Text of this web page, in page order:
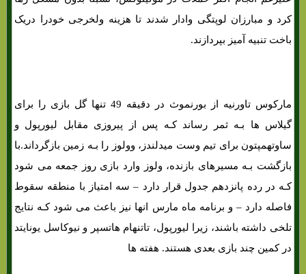
کرد و مبارزان لوپتگی وادار شدند تا هزینه ولخرجی خودرا دریک
باخت تنبیه آمیز بپردازند.
مارکوس تاورنیه از بورنموث در دقیقه 49 تنها گل بازی را برای
گیلاس ها بـه ثمر رساند کـه پس از پیروزی مقابل لیورپول و
ساوتهمپتون برای تیم وست میدلندز، وولوز را بـه زمین بازگرداند.با
بازگشت بـه مسیرهای بازنده، ولوز وارد بازی روز جمعه می شود
کـه در رده پانزدهم جدول قرار دارد – سه امتیاز با منطقه سقوط
فاصله دارد – و برنامه ماه مارس انها نیز باعث می شود کـه نتایج
تلخی داشته باشند، زیرا لیورپول، تاتنهام هاتسپر و نیوکاسل یونایتد
در کمین چند بازی بعدی هستند. هفته ها